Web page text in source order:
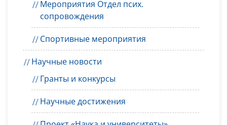
Мероприятия Отдел псих.
сопровождения
Спортивные мероприятия
Научные новости
Гранты и конкурсы
Научные достижения